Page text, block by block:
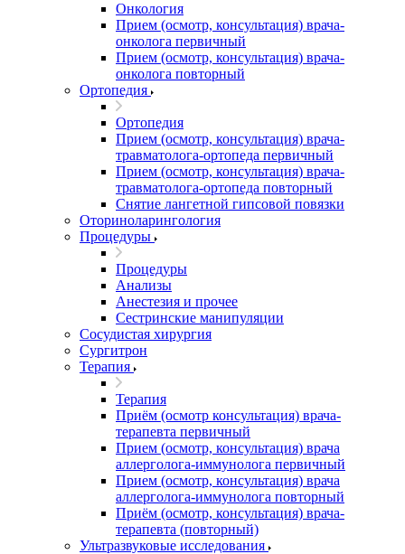
Онкология
Прием (осмотр, консультация) врача-
онколога первичный
Прием (осмотр, консультация) врача-
онколога повторный
Ортопедия
Ортопедия
Прием (осмотр, консультация) врача-
травматолога-ортопеда первичный
Прием (осмотр, консультация) врача-
травматолога-ортопеда повторный
Снятие лангетной гипсовой повязки
Оториноларингология
Процедуры
Процедуры
Анализы
Анестезия и прочее
Сестринские манипуляции
Сосудистая хирургия
Сургитрон
Терапия
Терапия
Приём (осмотр консультация) врача-
терапевта первичный
Прием (осмотр, консультация) врача
аллерголога-иммунолога первичный
Прием (осмотр, консультация) врача
аллерголога-иммунолога повторный
Приём (осмотр, консультация) врача-
терапевта (повторный)
Ультразвуковые исследования